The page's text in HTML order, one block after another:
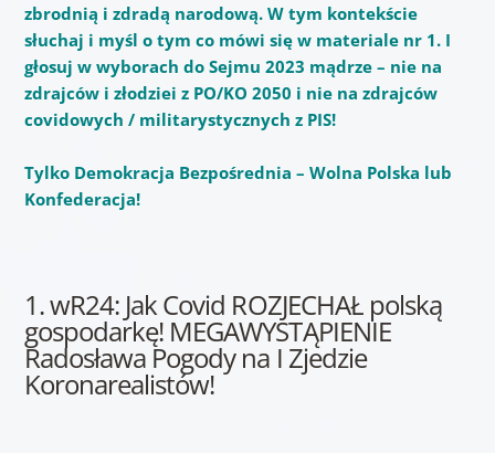
zbrodnią i zdradą narodową. W tym kontekście
słuchaj i myśl o tym co mówi się w materiale nr 1. I
głosuj w wyborach do Sejmu 2023 mądrze – nie na
zdrajców i złodziei z PO/KO 2050 i nie na zdrajców
covidowych / militarystycznych z PIS!
Tylko Demokracja Bezpośrednia – Wolna Polska lub
Konfederacja!
1. wR24: Jak Covid ROZJECHAŁ polską
gospodarkę! MEGAWYSTĄPIENIE
Radosława Pogody na I Zjedzie
Koronarealistów!